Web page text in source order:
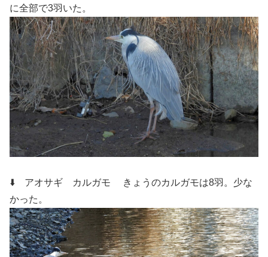
に全部で3羽いた。
⬇️ アオサギ カルガモ
きょうのカルガモは8羽。少な
かった。